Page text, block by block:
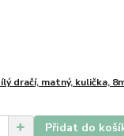
dračí, matný, kulička,
Přidat do